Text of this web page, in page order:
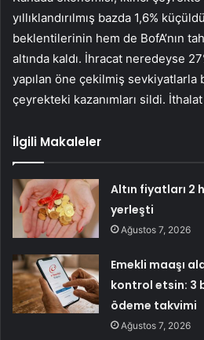
yıllıklandırılmış bazda 1,6%
beklentilerinin hem de BofA’nın
altında kaldı. İhracat neredeyse
yapılan öne çekilmiş sevkiyatlarla
çeyrekteki kazanımları sildi.
İlgili Makaleler
Altın fiyatları 2
yerleşti
Ağustos 7, 2026
Emekli maaşı
kontrol etsin: 3
ödeme takvimi
Ağustos 7, 2026